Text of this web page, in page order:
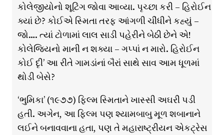
કોલેજીયોનો શૂટિંગ જોવા આવ્યા. પૃચ્છા કરી – હિરોઈન
ક્યાં છે? કોઈએ સ્મિતા તરફ આંગળી ચીંધીને કહ્યું –
જો…. ત્યાં ટોળામાં લાલ સાડી પહેરીને બેઠી છેને એ!
કોલેજિયનો માની ન શક્યા – ગપ્પાં ન મારો. હિરોઈન
કોઈ દૃી’ આ રીતે ગામડાંનાં બૈરાં સાથે સાવ આમ ધૂળમાં
થોડી બેસે?
‘ભુમિકા’ (૧૯૭૭) ફિલ્મ સ્મિતાને ખાસ્સી અઘરી પડી
હતી. અગેન, આ ફિલ્મ પણ શ્યામબાબુ મૂળ શબાનાને
લઈને બનાવવાના હતા, પણ તે મહારાષ્ટ્રીયન એકટ્રેસ